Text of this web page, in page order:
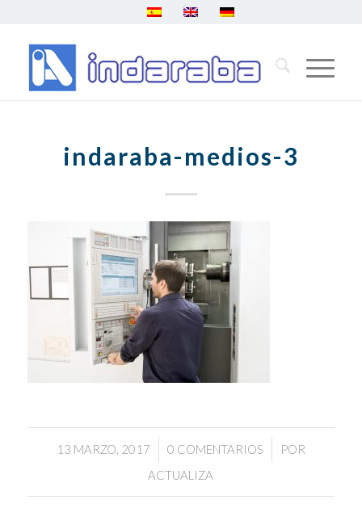
indaraba-medios-3
13 MARZO, 2017
/ 0 COMENTARIOS
/
POR
ACTUALIZA